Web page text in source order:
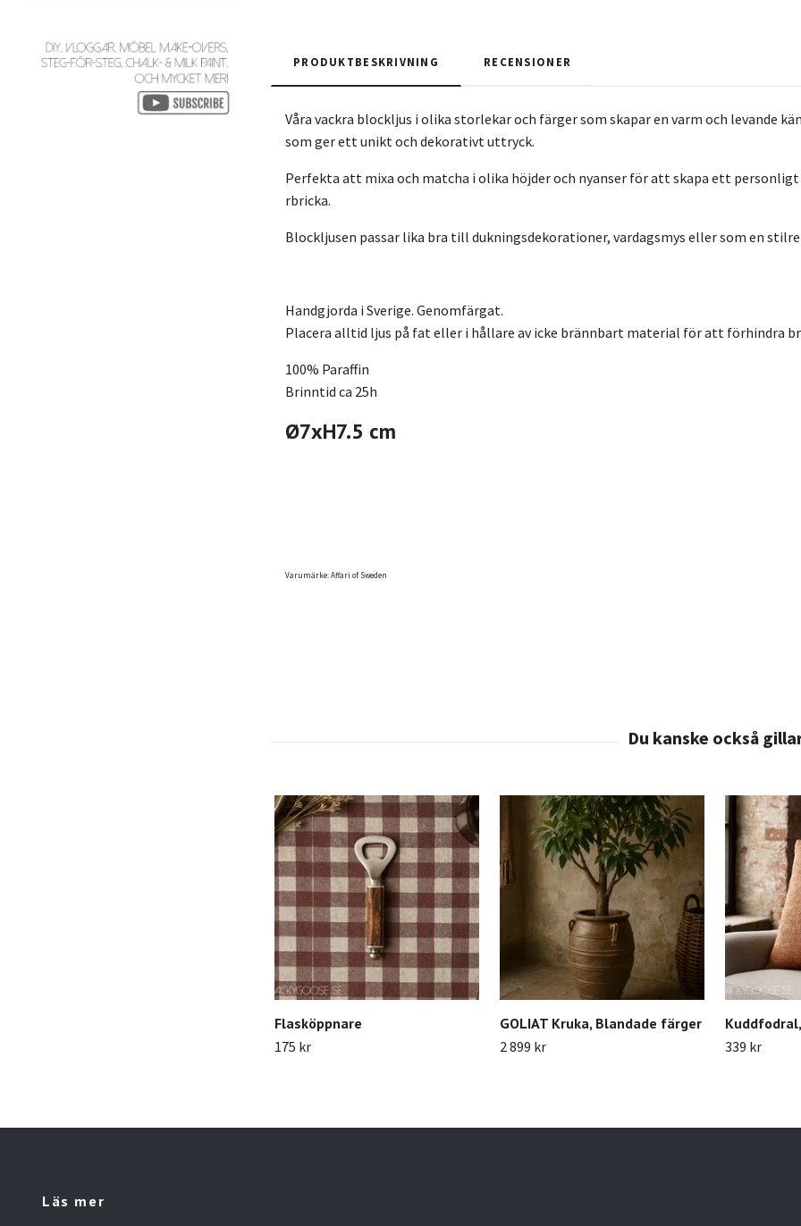
PRODUKTBESKRIVNING RECENSIONER
Våra vackra blockljus i olika storlekar och färger som skapar en varm och levande
som ger ett unikt och dekorativt uttryck.
Perfekta att mixa och matcha i olika höjder och nyanser för att skapa ett
rbricka.
Blockljusen passar lika bra till dukningsdekorationer, vardagsmys eller som en
Handgjorda i Sverige. Genomfärgat.
Placera alltid ljus på fat eller i hållare av icke brännbart material för att förhindra
100% Paraffin
Brinntid ca 25h
Ø7xH7.5 cm
Varumärke: Affari of Sweden
Flasköppnare
175 kr
GOLIAT Kruka, Blandade färger
2 899 kr
339 kr
Läs mer